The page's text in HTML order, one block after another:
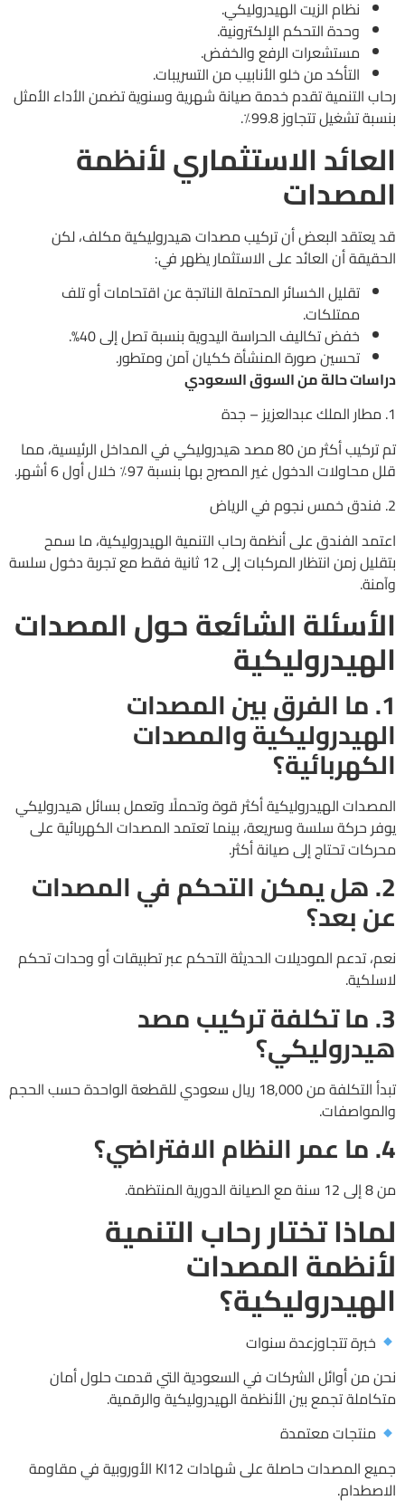
نظام الزيت الهيدروليكي.
وحدة التحكم الإلكترونية.
مستشعرات الرفع والخفض.
التأكد من خلو الأنابيب من التسريبات.
رحاب التنمية تقدم خدمة صيانة شهرية وسنوية تضمن الأداء الأمثل
بنسبة تشغيل تتجاوز 99.8٪.
العائد الاستثماري لأنظمة
المصدات
قد يعتقد البعض أن تركيب مصدات هيدروليكية مكلف، لكن
الحقيقة أن العائد على الاستثمار يظهر في:
تقليل الخسائر المحتملة الناتجة عن اقتحامات أو تلف
ممتلكات.
خفض تكاليف الحراسة اليدوية بنسبة تصل إلى 40%.
تحسين صورة المنشأة ككيان آمن ومتطور.
دراسات حالة من السوق السعودي
1. مطار الملك عبدالعزيز – جدة
تم تركيب أكثر من 80 مصد هيدروليكي في المداخل الرئيسية، مما
قلل محاولات الدخول غير المصرح بها بنسبة 97٪ خلال أول 6 أشهر.
2. فندق خمس نجوم في الرياض
اعتمد الفندق على أنظمة رحاب التنمية الهيدروليكية، ما سمح
بتقليل زمن انتظار المركبات إلى 12 ثانية فقط مع تجربة دخول سلسة
وآمنة.
الأسئلة الشائعة حول المصدات
الهيدروليكية
1. ما الفرق بين المصدات
الهيدروليكية والمصدات
الكهربائية؟
المصدات الهيدروليكية أكثر قوة وتحملًا وتعمل بسائل هيدروليكي
يوفر حركة سلسة وسريعة، بينما تعتمد المصدات الكهربائية على
محركات تحتاج إلى صيانة أكثر.
2. هل يمكن التحكم في المصدات
عن بعد؟
نعم، تدعم الموديلات الحديثة التحكم عبر تطبيقات أو وحدات تحكم
لاسلكية.
3. ما تكلفة تركيب مصد
هيدروليكي؟
تبدأ التكلفة من 18,000 ريال سعودي للقطعة الواحدة حسب الحجم
والمواصفات.
4. ما عمر النظام الافتراضي؟
من 8 إلى 12 سنة مع الصيانة الدورية المنتظمة.
لماذا تختار رحاب التنمية
لأنظمة المصدات
الهيدروليكية؟
خبرة تتجاوزعدة سنوات
نحن من أوائل الشركات في السعودية التي قدمت حلول أمان
متكاملة تجمع بين الأنظمة الهيدروليكية والرقمية.
منتجات معتمدة
جميع المصدات حاصلة على شهادات KI12 الأوروبية في مقاومة
الاصطدام.